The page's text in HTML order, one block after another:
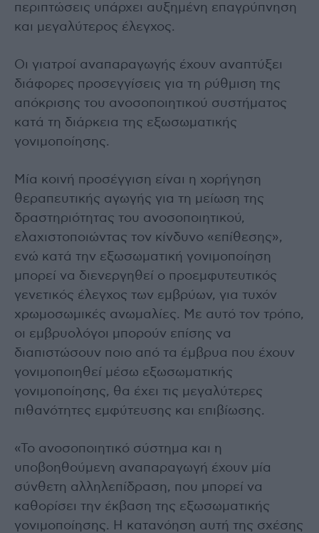
περιπτώσεις υπάρχει αυξημένη επαγρύπνηση
και μεγαλύτερος έλεγχος.
Οι γιατροί αναπαραγωγής έχουν αναπτύξει
διάφορες προσεγγίσεις για τη ρύθμιση της
απόκρισης του ανοσοποιητικού συστήματος
κατά τη διάρκεια της εξωσωματικής
γονιμοποίησης.
Μία κοινή προσέγγιση είναι η χορήγηση
θεραπευτικής αγωγής για τη μείωση της
δραστηριότητας του ανοσοποιητικού,
ελαχιστοποιώντας τον κίνδυνο «επίθεσης»,
ενώ κατά την εξωσωματική γονιμοποίηση
μπορεί να διενεργηθεί ο προεμφυτευτικός
γενετικός έλεγχος των εμβρύων, για τυχόν
χρωμοσωμικές ανωμαλίες. Με αυτό τον τρόπο,
οι εμβρυολόγοι μπορούν επίσης να
διαπιστώσουν ποιο από τα έμβρυα που έχουν
γονιμοποιηθεί μέσω εξωσωματικής
γονιμοποίησης, θα έχει τις μεγαλύτερες
πιθανότητες εμφύτευσης και επιβίωσης.
«Το ανοσοποιητικό σύστημα και η
υποβοηθούμενη αναπαραγωγή έχουν μία
σύνθετη αλληλεπίδραση, που μπορεί να
καθορίσει την έκβαση της εξωσωματικής
γονιμοποίησης. Η κατανόηση αυτή της σχέσης